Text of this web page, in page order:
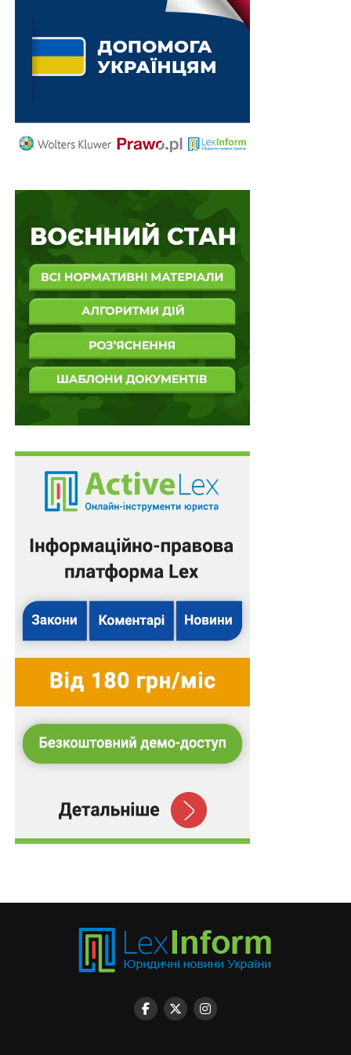
Нові правила рибного ринку: контроль від
вилову до споживання
Підготовку викладачів «Захисту України»
заклади післядипломної освіти можуть
Витяги з Реєстру ветеранів видаватимуть
також їхнім дітям для оформлення підтримки
для…
Ветеранів прийматимуть першочергово у
закладах охорони здоров’я
ПОВ'ЯЗАНІ ТЕМИ: МІНВЕТЕРАНІВ
НАСТУПНА
4 підстави припинення грантової підтримки від
Нацфонду досліджень
НЕ ПРОПУСТІТЬ
єВідновлення: у разі невикористання компенсації